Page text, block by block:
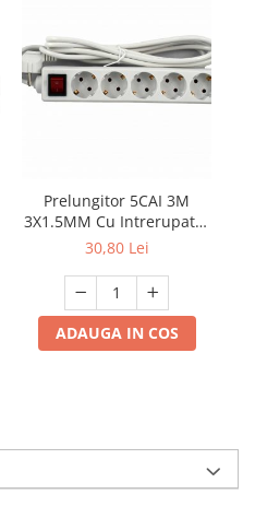
Prelungitor 5CAI 3M
3X1.5MM Cu Intrerupator
ALIEN
30,80 Lei
ADAUGA IN COS